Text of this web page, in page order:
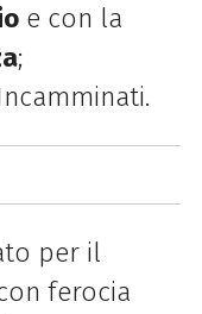
e con la
;
per il
ferocia